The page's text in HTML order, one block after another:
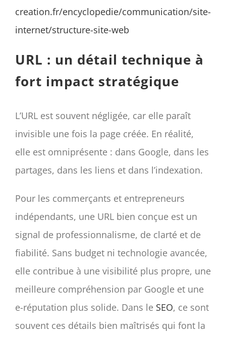
creation.fr/encyclopedie/communication/site-
internet/structure-site-web
URL : un détail technique à
fort impact stratégique
L’URL est souvent négligée, car elle paraît
invisible une fois la page créée. En réalité,
elle est omniprésente : dans Google, dans les
partages, dans les liens et dans l’indexation.
Pour les commerçants et entrepreneurs
indépendants, une URL bien conçue est un
signal de professionnalisme, de clarté et de
fiabilité. Sans budget ni technologie avancée,
elle contribue à une visibilité plus propre, une
meilleure compréhension par Google et une
e-réputation plus solide. Dans le SEO, ce sont
souvent ces détails bien maîtrisés qui font la